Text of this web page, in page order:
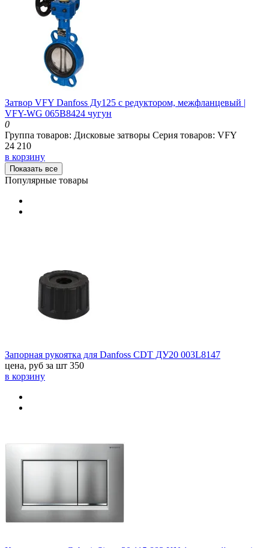
Затвор VFY Danfoss Ду125 с редуктором, межфланцевый |
VFY-WG 065B8424 чугун
0
Группа товаров: Дисковые затворы Серия товаров: VFY
24 210
в корзину
Показать все
Популярные товары
Запорная рукоятка для Danfoss CDT ДУ20 003L8147
цена, руб за шт 350
в корзину